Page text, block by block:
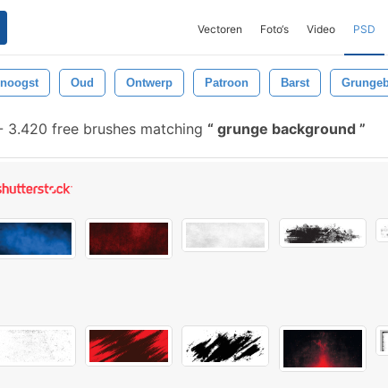
Vectoren Foto‘s Video PSD
Oud Ontwerp Patroon Barst
3.420 free brushes matching grunge background